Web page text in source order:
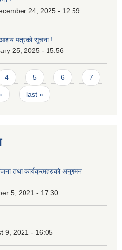
24, 2025 - 12:59
आशय पत्रको सूचना !
25, 2025 - 15:56
4 5 6 7
last »
तथा कार्यक्रमहरुको अनुगमन
5, 2021 - 17:30
9, 2021 - 16:05